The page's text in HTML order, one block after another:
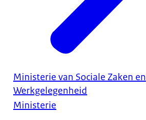
Ministerie van Sociale Zaken en
Werkgelegenheid
Ministerie